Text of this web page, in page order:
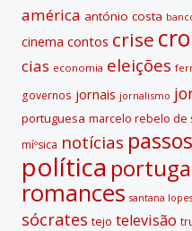
américa antónio costa
cinema contos crise
cias economia eleições
governos jornais jornalismo
portuguesa marcelo rebelo de
míºsica notí­cias
polí­tica
romances santana lopes
sócrates tejo televisão